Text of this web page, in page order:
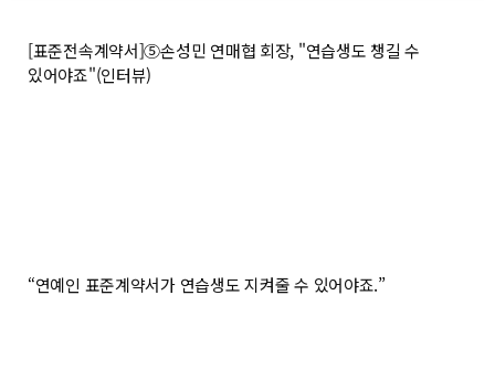
[표준전속계약서]⑤손성민 연매협 회장, "연습생도 챙길 수
있어야죠"(인터뷰)
“연예인 표준계약서가 연습생도 지켜줄 수 있어야죠.”